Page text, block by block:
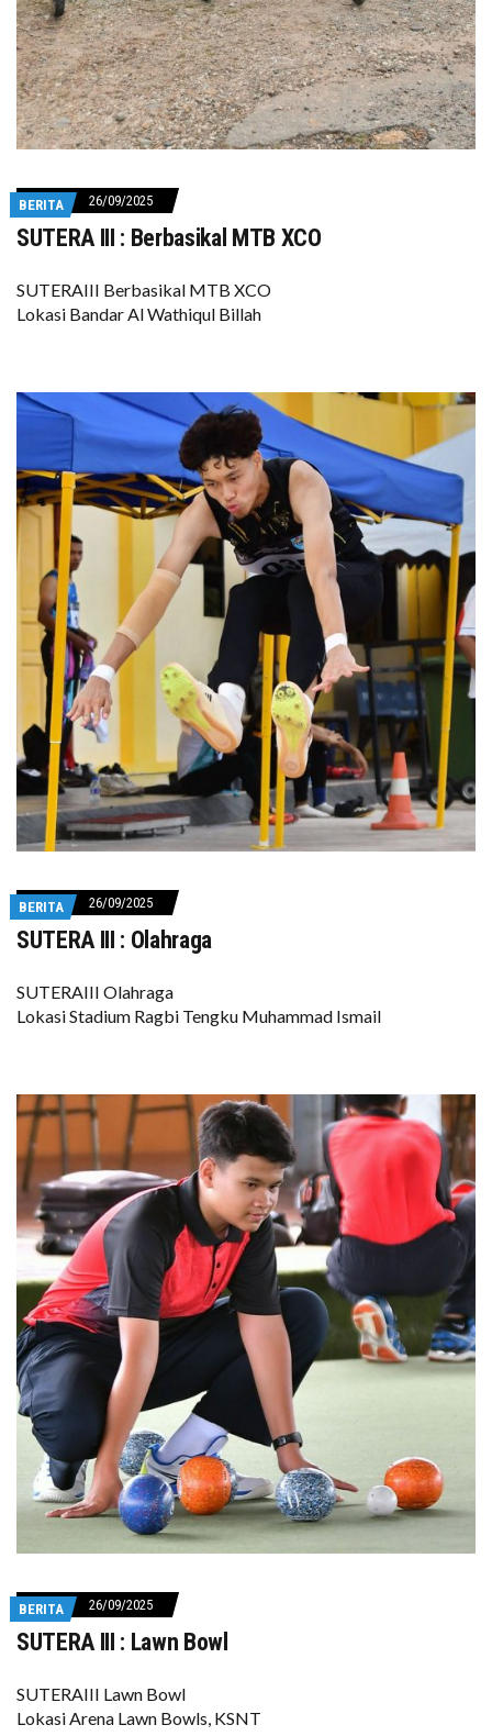
BERITA 26/09/2025
SUTERA III : Berbasikal MTB XCO
SUTERAIII Berbasikal MTB XCO
Lokasi Bandar Al Wathiqul Billah
BERITA 26/09/2025
SUTERA III : Olahraga
SUTERAIII Olahraga
Lokasi Stadium Ragbi Tengku Muhammad Ismail
BERITA 26/09/2025
SUTERA III : Lawn Bowl
SUTERAIII Lawn Bowl
Lokasi Arena Lawn Bowls, KSNT